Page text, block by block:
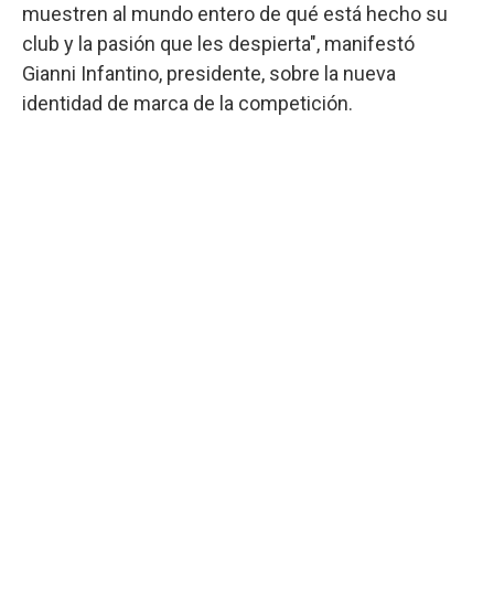
muestren al mundo entero de qué está hecho su
club y la pasión que les despierta", manifestó
Gianni Infantino, presidente, sobre la nueva
identidad de marca de la competición.